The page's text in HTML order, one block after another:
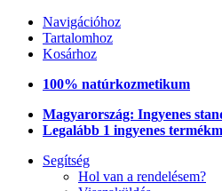
Navigációhoz
Tartalomhoz
Kosárhoz
100% natúrkozmetikum
Magyarország: Ingyenes
Legalább 1 ingyenes
Segítség
Hol van a rendelésem?